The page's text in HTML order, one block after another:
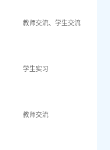
教师交流、学生交流
学生实习
教师交流